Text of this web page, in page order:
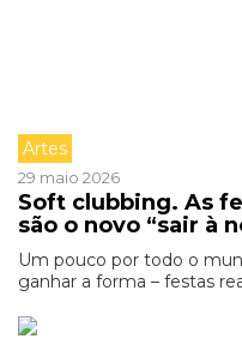
Artes
29 maio 2026
Soft clubbing. As
são o novo “sair à
Um pouco por todo o
ganhar a forma – festas